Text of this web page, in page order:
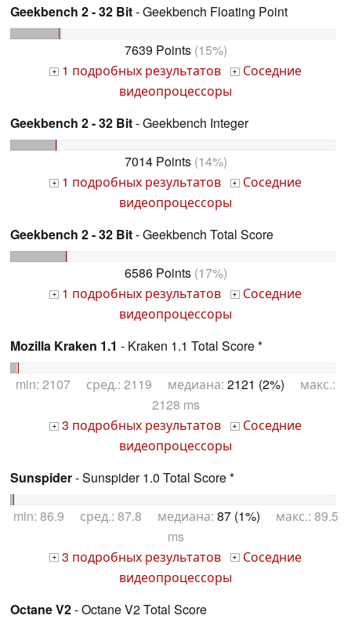
Geekbench 2 - 32 Bit- Geekbench Floating Point
7639 Points(15%)
+ 1 подробных результатов + Соседние
видеопроцессоры
Geekbench 2 - 32 Bit- Geekbench Integer
7014 Points(14%)
+ 1 подробных результатов + Соседние
видеопроцессоры
Geekbench 2 - 32 Bit- Geekbench Total Score
6586 Points(17%)
+ 1 подробных результатов + Соседние
видеопроцессоры
Mozilla Kraken 1.1 - Kraken 1.1 Total Score *
min: 2107 сред.: 2119 медиана: 2121 (2%) макс.:
2128 ms
+ 3 подробных результатов + Соседние
видеопроцессоры
Sunspider- Sunspider 1.0 Total Score *
min: 86.9 сред.: 87.8 медиана: 87 (1%) макс.: 89.5
ms
+ 3 подробных результатов + Соседние
видеопроцессоры
Octane V2- Octane V2 Total Score